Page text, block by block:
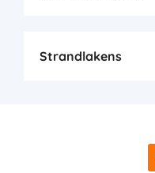
Strandlakens